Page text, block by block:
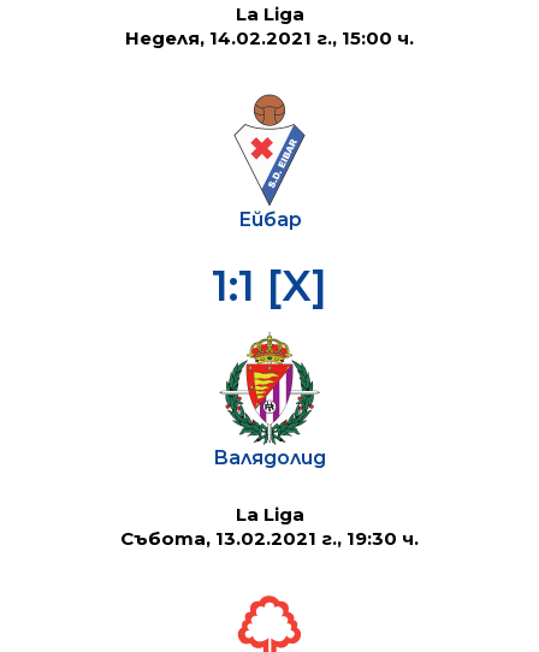
La Liga
Неделя, 14.02.2021 г., 15:00 ч.
Ейбар
1:1 [X]
Валядолид
La Liga
Събота, 13.02.2021 г., 19:30 ч.